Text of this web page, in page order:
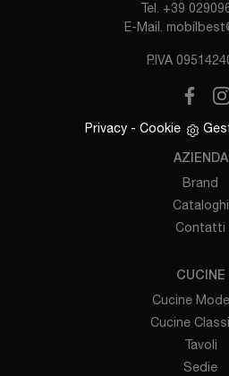
Tel. +39
E-Mail.
P.IVA
Privacy - Cookie
AZIENDA
Brand
Cataloghi
Contatti
CUCINE
Cucine
Cucine
Tavoli
Sedie